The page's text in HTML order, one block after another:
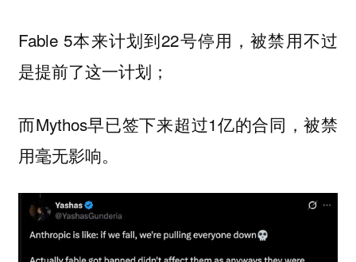
Fable 5本来计划到22号停用，被禁用不过
是提前了这一计划；
而Mythos早已签下来超过1亿的合同，被禁
用毫无影响。